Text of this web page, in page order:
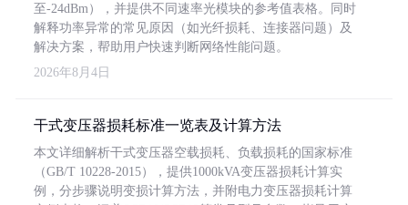
至-24dBm），并提供不同速率光模块的参考值表格。同时
解释功率异常的常见原因（如光纤损耗、连接器问题）及
解决方案，帮助用户快速判断网络性能问题。
2026年8月4日
干式变压器损耗标准一览表及计算方法
本文详细解析干式变压器空载损耗、负载损耗的国家标准
（GB/T 10228-2015），提供1000kVA变压器损耗计算实
例，分步骤说明变损计算方法，并附电力变压器损耗计算